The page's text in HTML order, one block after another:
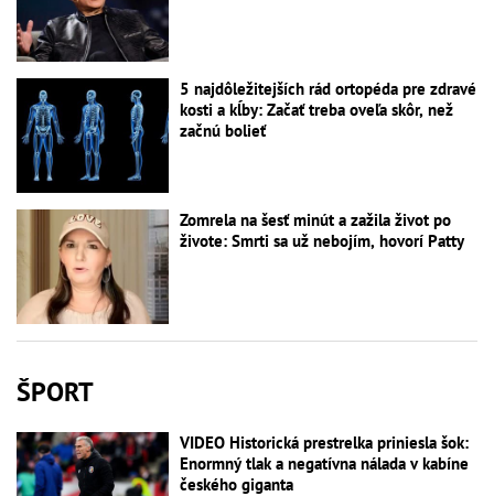
5 najdôležitejších rád ortopéda pre zdravé
kosti a kĺby: Začať treba oveľa skôr, než
začnú bolieť
Zomrela na šesť minút a zažila život po
živote: Smrti sa už nebojím, hovorí Patty
ŠPORT
VIDEO Historická prestrelka priniesla šok:
Enormný tlak a negatívna nálada v kabíne
českého giganta